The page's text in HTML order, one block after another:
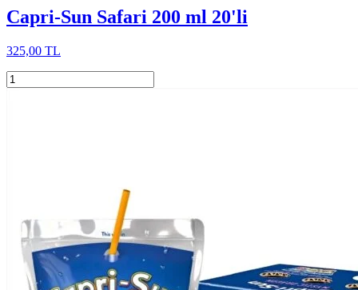
Capri-Sun Safari 200 ml 20'li
325,00 TL